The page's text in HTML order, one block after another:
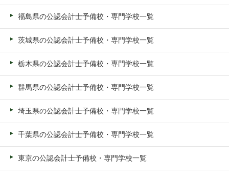
福島県の公認会計士予備校・専門学校一覧
茨城県の公認会計士予備校・専門学校一覧
栃木県の公認会計士予備校・専門学校一覧
群馬県の公認会計士予備校・専門学校一覧
埼玉県の公認会計士予備校・専門学校一覧
千葉県の公認会計士予備校・専門学校一覧
東京の公認会計士予備校・専門学校一覧